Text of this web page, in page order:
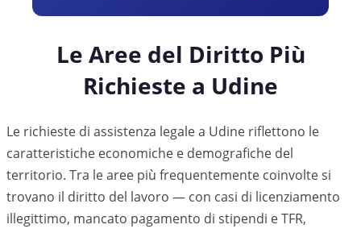
Le Aree del Diritto Più
Richieste a Udine
Le richieste di assistenza legale a Udine riflettono le
caratteristiche economiche e demografiche del
territorio. Tra le aree più frequentemente coinvolte si
trovano il diritto del lavoro — con casi di licenziamento
illegittimo, mancato pagamento di stipendi e TFR,